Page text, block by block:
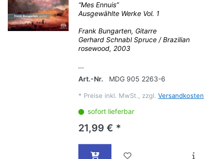
“Mes Ennuis”
Ausgewählte Werke Vol. 1
Frank Bungarten, Gitarre
Gerhard Schnabl Spruce / Brazilian
rosewood, 2003
...
Art.-Nr.
MDG 905 2263-6
* Preise inkl. MwSt., zzgl. Versandkosten
sofort lieferbar
21,99 € *